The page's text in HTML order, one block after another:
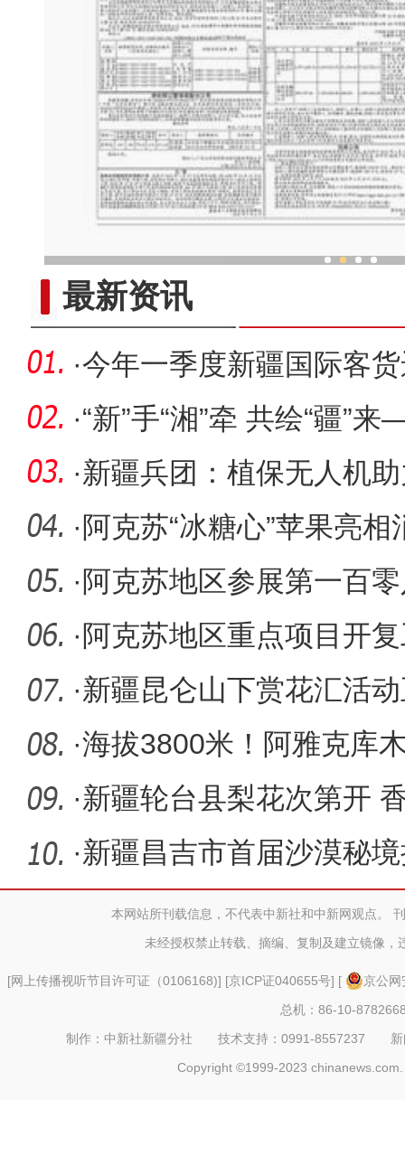
最新资讯
·今年一季度新疆国际客
·“新”手“湘”牵 共绘“疆”
·新疆兵团：植保无人机
· 阿克苏“冰糖心”苹果亮相
· 阿克苏地区参展第一百
交易会成
· 阿克苏地区重点项目开
·新疆昆仑山下赏花汇活
·海拔3800米！阿雅克库
最大咸水
·新疆轮台县梨花次第开
·新疆昌吉市首届沙漠秘
本网站所刊载信息，不代表中新社和中新网观点。
未经授权禁止转载、摘编、复制及建立镜像，
[网上传播视听节目许可证（0106168)] [京ICP证040655号] [
京公
总机：86-10-
制作：中新社新疆分社 技术支持：0991-8557237
Copyright ©1999-2023